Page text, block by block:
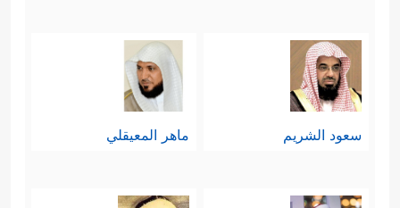
سعود الشريم ماهر المعيقلي